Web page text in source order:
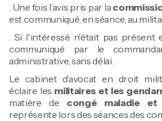
. Une fois l’avis pris par la
est communiqué, en séance, au
. Si l'intéressé n'était pas présent
communiqué par le
administrative, sans délai.
Le cabinet d’avocat en droit
éclaire les militaires et les
matière de congé maladie
représente lors des séances des